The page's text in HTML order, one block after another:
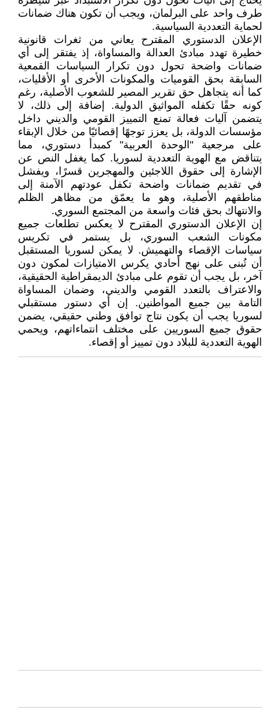
طرف واحد على البرلمان، ويجب أن تكون هناك ضمانات
لحماية التعددية السياسية.
الإعلان الدستوري المقترح يعاني من ثغرات قانونية
خطيرة تهدد مبادئ العدالة والمساواة، إذ يفتقر إلى أي
ضمانات واضحة تحول دون تكرار السياسات القمعية
السابقة بحق القوميات والمكونات الأخرى أو الأقليات،
كما أنه يتجاهل حق تقرير المصير للشعوب الأصلية، رغم
كونه حقًا تكفله المواثيق الدولية. إضافة إلى ذلك، لا
يتضمن آليات فعالة تمنع التمييز القومي والديني داخل
مؤسسات الدولة، بل يعزز توجهًا إقصائيًا من خلال الإبقاء
على مرجعية "الوحدة العربية" كمبدأ دستوري، مما
يتناقض مع الهوية التعددية لسوريا. كما يغفل النص عن
الإشارة إلى حقوق اللاجئين والمهجرين قسرًا، ويفشل
في تقديم ضمانات واضحة تكفل عودتهم الآمنة إلى
مناطقهم الأصلية، وهو ما يعمّق من مظاهر الظلم
والانتهاك بحق فئات واسعة من المجتمع السوري.
إن الإعلان الدستوري المقترح لا يعكس تطلعات جميع
مكونات الشعب السوري، بل يستمر في تكريس
سياسات الإقصاء والتهميش. لا يمكن لسوريا المستقبل
أن تُبنى على نهج أحادي يكرس الامتيازات لمكون دون
آخر، بل يجب أن تقوم على مبادئ الديمقراطية الحقيقية،
والاعتراف بالتعدد القومي والديني، وضمان المساواة
التامة بين جميع المواطنين. إن أي دستور مستقبلي
لسوريا يجب أن يكون نتاج توافق وطني حقيقي، يضمن
حقوق جميع السوريين على مختلف انتماءاتهم، ويحمي
الهوية التعددية للبلاد دون تمييز أو إقصاء.